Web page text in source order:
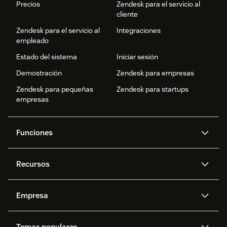
Precios
Zendesk para el servicio al
cliente
Zendesk para el servicio al
empleado
Integraciones
Estado del sistema
Iniciar sesión
Demostración
Zendesk para empresas
Zendesk para pequeñas
empresas
Zendesk para startups
Funciones
IA de Zendesk
datos avanzadas
Gestión de tickets
Voz
Recursos
API y programadores
Empresa